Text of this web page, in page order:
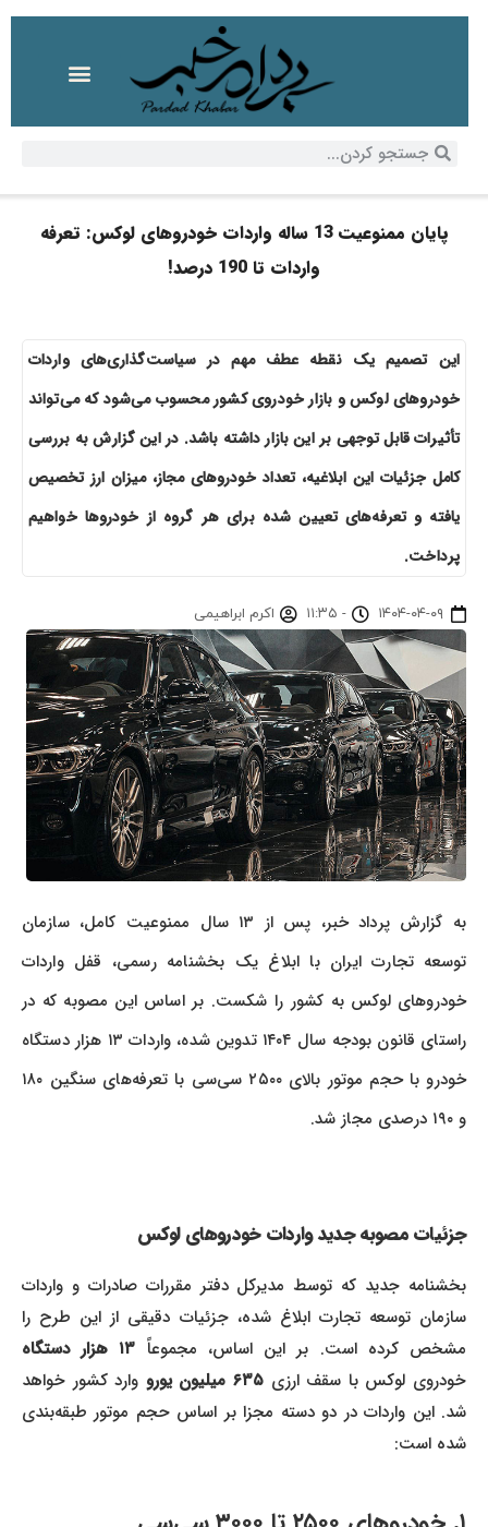
پایان ممنوعیت 13 ساله واردات خودروهای لوکس: تعرفه
واردات تا 190 درصد!
این تصمیم یک نقطه عطف مهم در سیاست‌گذاری‌های واردات
خودروهای لوکس و بازار خودروی کشور محسوب می‌شود که می‌تواند
تأثیرات قابل توجهی بر این بازار داشته باشد. در این گزارش به بررسی
کامل جزئیات این ابلاغیه، تعداد خودروهای مجاز، میزان ارز تخصیص
یافته و تعرفه‌های تعیین شده برای هر گروه از خودروها خواهیم
پرداخت.
۱۴۰۴-۰۴-۰۹ - ۱۱:۳۵ اکرم ابراهیمی
به گزارش پرداد خبر، پس از ۱۳ سال ممنوعیت کامل، سازمان
توسعه تجارت ایران با ابلاغ یک بخشنامه رسمی، قفل واردات
خودروهای لوکس به کشور را شکست. بر اساس این مصوبه که در
راستای قانون بودجه سال ۱۴۰۴ تدوین شده، واردات ۱۳ هزار دستگاه
خودرو با حجم موتور بالای ۲۵۰۰ سی‌سی با تعرفه‌های سنگین ۱۸۰
جزئیات مصوبه جدید واردات خودروهای لوکس
بخشنامه جدید که توسط مدیرکل دفتر مقررات صادرات و واردات
سازمان توسعه تجارت ابلاغ شده، جزئیات دقیقی از این طرح را
مشخص کرده است. بر این اساس، مجموعاً۱۳ هزار دستگاه
خودروی لوکس با سقف ارزی۶۳۵ میلیون یورو
وارد کشور خواهد
شد. این واردات در دو دسته مجزا بر اساس حجم موتور طبقه‌بندی
شده است: